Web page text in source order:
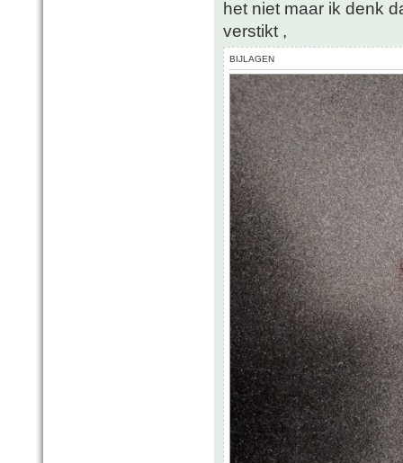
het niet maar ik denk
verstikt ,
BIJLAGEN